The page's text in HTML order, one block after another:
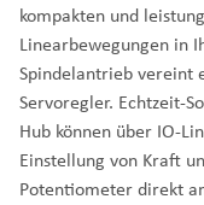
kompakten und
Linearbewegungen in
Spindelantrieb vereint
Servoregler. Echtzeit-
Hub können über IO-
Einstellung von Kraft
Potentiometer direkt